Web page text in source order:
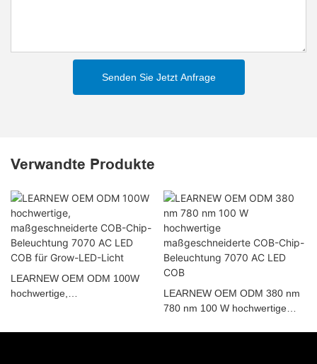
Senden Sie Jetzt Anfrage
Verwandte Produkte
LEARNEW OEM ODM 100W
hochwertige,
LEARNEW OEM ODM 380 nm
780 nm 100 W hochwertige